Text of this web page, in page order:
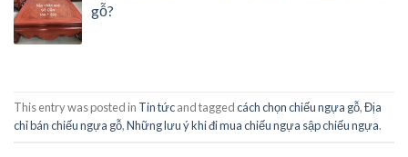
gỗ?
This entry was posted in Tin tứcand taggedcách chọn chiếu ngựa gỗ,Địa
chỉ bán chiếu ngựa gỗ,Những lưu ý khi đi mua chiếu ngựa sập chiếu ngựa.